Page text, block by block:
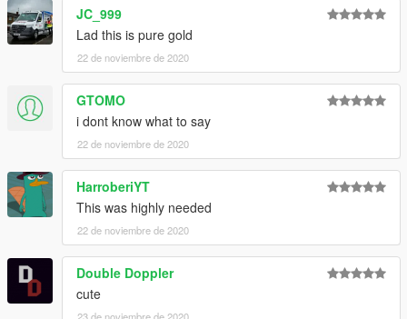
JC_999
Lad this is pure gold
22 de noviembre de 2020
GTOMO
i dont know what to say
22 de noviembre de 2020
HarroberiYT
This was highly needed
22 de noviembre de 2020
Double Doppler
cute
23 de noviembre de 2020